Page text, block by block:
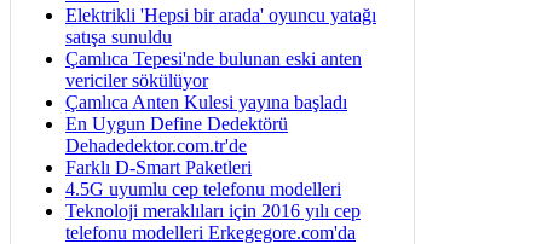
Elektrikli 'Hepsi bir arada' oyuncu yatağı
satışa sunuldu
Çamlıca Tepesi'nde bulunan eski anten
vericiler sökülüyor
Çamlıca Anten Kulesi yayına başladı
En Uygun Define Dedektörü
Dehadedektor.com.tr'de
Farklı D-Smart Paketleri
4.5G uyumlu cep telefonu modelleri
Teknoloji meraklıları için 2016 yılı cep
telefonu modelleri Erkegegore.com'da